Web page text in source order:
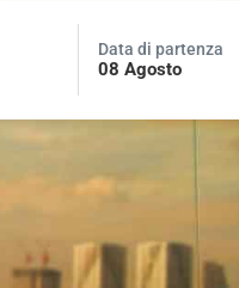
Data di partenza
08 Agosto